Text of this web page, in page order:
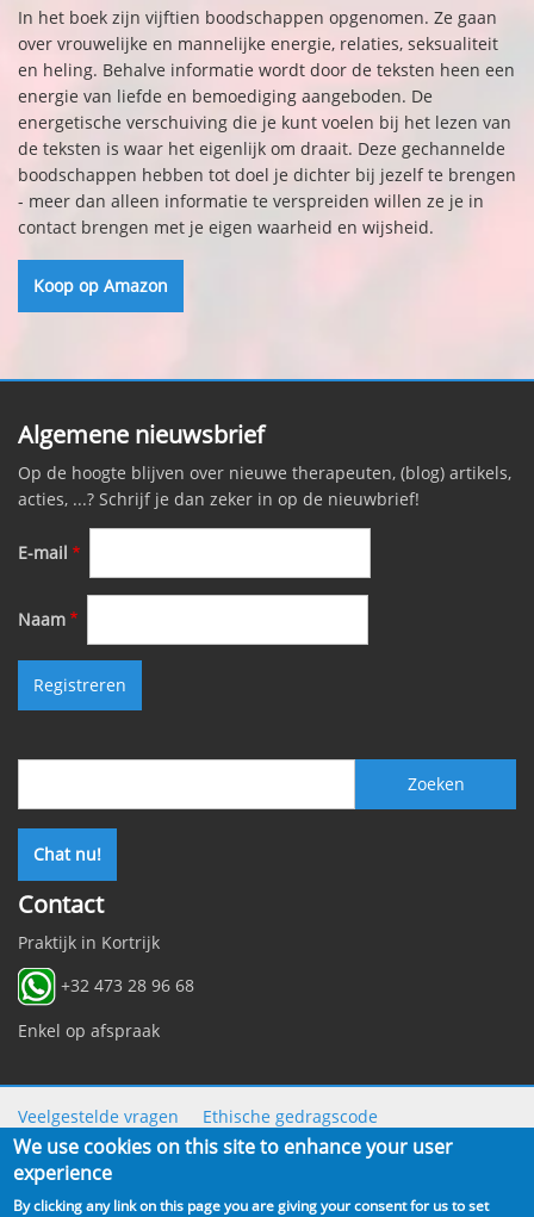
In het boek zijn vijftien boodschappen opgenomen. Ze gaan
over vrouwelijke en mannelijke energie, relaties, seksualiteit
en heling. Behalve informatie wordt door de teksten heen een
energie van liefde en bemoediging aangeboden. De
energetische verschuiving die je kunt voelen bij het lezen van
de teksten is waar het eigenlijk om draait. Deze gechannelde
boodschappen hebben tot doel je dichter bij jezelf te brengen
- meer dan alleen informatie te verspreiden willen ze je in
contact brengen met je eigen waarheid en wijsheid.
Koop op Amazon
Algemene nieuwsbrief
Op de hoogte blijven over nieuwe therapeuten, (blog) artikels,
acties, ...? Schrijf je dan zeker in op de nieuwbrief!
E-mail
Naam
Chat nu!
Contact
Praktijk in Kortrijk
+32 473 28 96 68
Enkel op afspraak
Veelgestelde vragen
Ethische gedragscode
Meldingen en klachten
Privacy beleid
Algemene voorwaarden
We use cookies on this site to enhance your user
experience
By clicking any link on this page you are giving your consent for us to set